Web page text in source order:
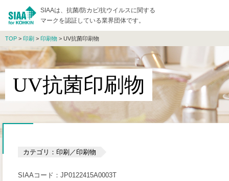
SIAAは、抗菌/防カビ/抗ウイルスに関する
マークを認証している業界団体です。
TOP > 印刷 > 印刷物 > UV抗菌印刷物
UV抗菌印刷物
カテゴリ：印刷／印刷物
SIAAコード：JP0122415A0003T